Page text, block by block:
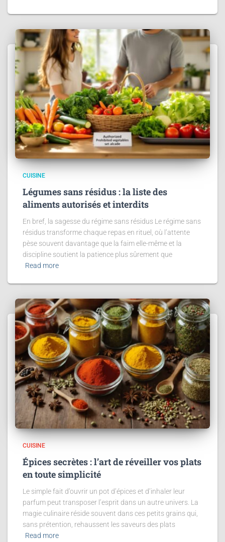
CUISINE
Légumes sans résidus : la liste des
aliments autorisés et interdits
En bref, la sagesse du régime sans résidus Le régime sans
résidus transforme chaque repas en rituel, où l’attente
pèse souvent davantage que la faim elle-même et la
discipline soutient la patience plus sûrement que
Read more
CUISINE
Épices secrètes : l’art de réveiller vos plats
en toute simplicité
Le simple fait d’ouvrir un pot d’épices et d’inhaler leur
parfum peut transposer l’esprit dans un autre univers. La
magie culinaire réside souvent dans ces petits grains qui,
sans prétention, rehaussent les saveurs des plats
Read more